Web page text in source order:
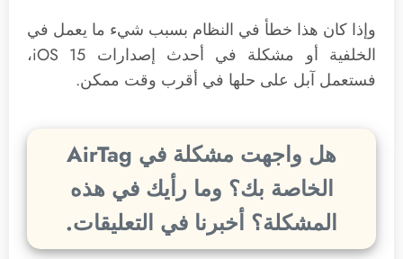
وإذا كان هذا خطأ في النظام بسبب شيء ما يعمل في
الخلفية أو مشكلة في أحدث إصدارات iOS 15،
فستعمل آبل على حلها في أقرب وقت ممكن.
هل واجهت مشكلة في AirTag
الخاصة بك؟ وما رأيك في هذه
المشكلة؟ أخبرنا في التعليقات.